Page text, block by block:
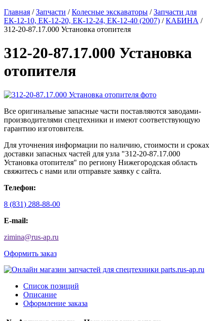
Главная /Запчасти /Колесные экскаваторы /Запчасти для
ЕК-12-10, ЕК-12-20, ЕК-12-24, ЕК-12-40 (2007) /КАБИНА /
312-20-87.17.000 Установка отопителя
312-20-87.17.000 Установка
отопителя
Все оригинальные запасные части поставляются заводами-
производителями спецтехники и имеют соответствующую
гарантию изготовителя.
Для уточнения информации по наличию, стоимости и сроках
доставки запасных частей для узла "312-20-87.17.000
Установка отопителя" по региону Нижегородская область
свяжитесь с нами или отправьте заявку с сайта.
Телефон:
8 (831) 288-88-00
E-mail:
zimina@rus-ap.ru
Оформить заказ
Список позиций
Описание
Оформление заказа